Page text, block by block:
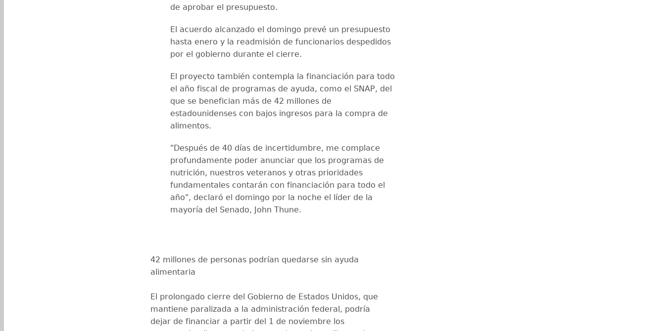
de aprobar el presupuesto.
El acuerdo alcanzado el domingo prevé un presupuesto
hasta enero y la readmisión de funcionarios despedidos
por el gobierno durante el cierre.
El proyecto también contempla la financiación para todo
el año fiscal de programas de ayuda, como el SNAP, del
que se benefician más de 42 millones de
estadounidenses con bajos ingresos para la compra de
alimentos.
"Después de 40 días de incertidumbre, me complace
profundamente poder anunciar que los programas de
nutrición, nuestros veteranos y otras prioridades
fundamentales contarán con financiación para todo el
año", declaró el domingo por la noche el líder de la
mayoría del Senado, John Thune.
42 millones de personas podrían quedarse sin ayuda
alimentaria
El prolongado cierre del Gobierno de Estados Unidos, que
mantiene paralizada a la administración federal, podría
dejar de financiar a partir del 1 de noviembre los